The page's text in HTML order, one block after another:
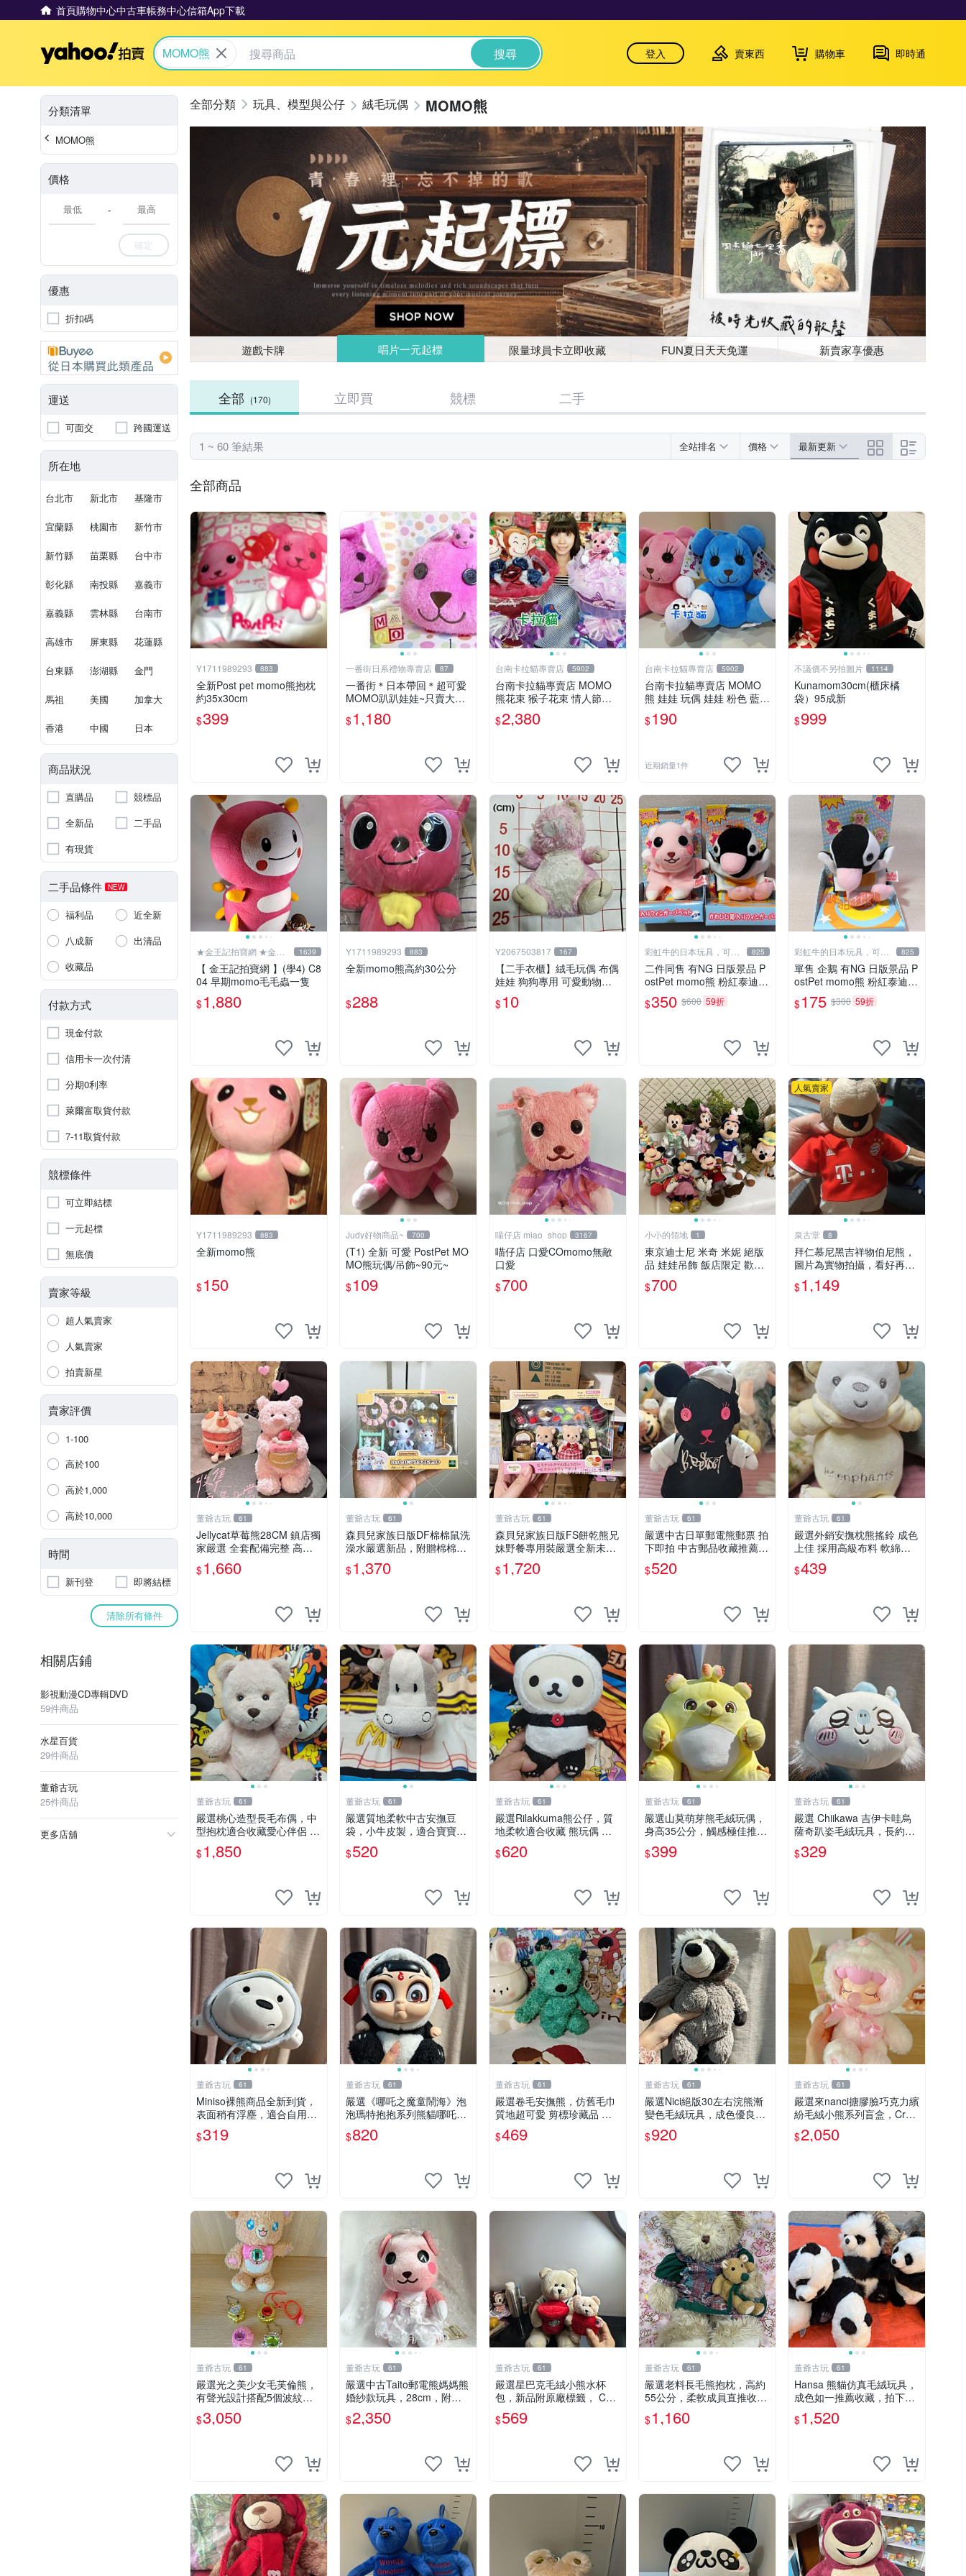
首頁購物中心中古車帳務中心信箱App下載
Yahoo拍賣
MOMO熊 搜尋 登入 賣東西 購物車 即時通
分類清單
MOMO熊
價格
-
確定
優惠
折扣碼
運送
可面交 跨國運送
所在地
台北市 新北市 基隆市
宜蘭縣 桃園市 新竹市
新竹縣 苗栗縣 台中市
彰化縣 南投縣 嘉義市
嘉義縣 雲林縣 台南市
高雄市 屏東縣 花蓮縣
台東縣 澎湖縣 金門
馬祖 美國 加拿大
香港 中國 日本
商品狀況
直購品
競標品
全新品
二手品
有現貨
二手品條件 NEW
福利品
近全新
八成新
出清品
收藏品
付款方式
現金付款
信用卡一次付清
分期0利率
萊爾富取貨付款
7-11取貨付款
競標條件
可立即結標
一元起標
無底價
賣家等級
超人氣賣家
人氣賣家
拍賣新星
賣家評價
1-100
高於100
高於1,000
高於10,000
時間
新刊登 即將結標
清除所有條件
相關店鋪
影視動漫CD專輯DVD
59件商品
水星百貨
29件商品
董爺古玩
25件商品
更多店舖
玩具、模型與公仔 絨毛玩偶 MOMO熊
遊戲卡牌 唱片一元起標 限量球員卡立即收藏 FUN夏日天天免運 新賣家享優惠
全部 (170) 立即買 競標 二手
1 ~ 60 筆結果 全站排名 價格 最新更新
全部商品
Y1711989293 883
全新Post pet momo熊抱枕
約35x30cm
$399
一番街日系禮物專賣店 87
一番街＊日本帶回＊超可愛
MOMO趴趴娃娃~只賣大隻
的1號~單隻價～生日禮物
$1,180
台南卡拉貓專賣店 5902
台南卡拉貓專賣店 MOMO
熊花束 猴子花束 情人節禮
物 二選一 可繡字 可今天寄
明天到
$2,380
台南卡拉貓專賣店 5902
台南卡拉貓專賣店 MOMO
熊 娃娃 玩偶 娃娃 粉色 藍色
2色分售
$190
近期銷量1件
不議價不另拍圖片 1114
Kunamom30cm(櫃床橘
袋）95成新
$999
★金王記拍寶網 ★金王
記拍寶趣
1639
【 金王記拍寶網 】(學4) C8
04 早期momo毛毛蟲一隻
$1,880
Y1711989293 883
全新momo熊高約30公分
$288
Y2067503817 167
【二手衣櫃】絨毛玩偶 布偶
娃娃 狗狗專用 可愛動物系
列 耐咬耐磨玩具 玩偶 粉紅
熊寵物玩具 1120929
$10
彩虹牛的日本玩具，可7
取付
825
二件同售 有NG 日版景品 P
ostPet momo熊 粉紅泰迪熊
妹妹 comomo 企鵝 娃娃 布
偶 手指頭 娃娃
$350 $600 59折
彩虹牛的日本玩具，可7
取付
825
單售 企鵝 有NG 日版景品 P
ostPet momo熊 粉紅泰迪熊
娃娃 布偶 手指頭 娃娃
$175 $300 59折
Y1711989293 883
全新momo熊
$150
Judy好物商品~ 700
(T1) 全新 可愛 PostPet MO
MO熊玩偶/吊飾~90元~
$109
喵仔店 miao_shop 3167
喵仔店 口愛COmomo無敵
口愛
$700
小小的領地 1
東京迪士尼 米奇 米妮 絕版
品 娃娃吊飾 飯店限定 歡樂
滿人間 復活節
$700
人氣賣家
泉古堂 8
拜仁慕尼黑吉祥物伯尼熊，
圖片為實物拍攝，看好再
拍，不退不換-187978
$1,149
董爺古玩 61
Jellycat草莓熊28CM 鎮店獨
家嚴選 全套配備完整 高品
質收藏好物 紋章 玩具熊 定
制熊
$1,660
董爺古玩 61
森貝兒家族日版DF棉棉鼠洗
澡水嚴選新品，附贈棉棉鼠
媽媽與嬰兒及配件。-paper
盒裝，輕便設計方便攜帶。
$1,370
董爺古玩 61
森貝兒家族日版FS餅乾熊兄
妹野餐專用裝嚴選全新未開
封，包含兩組大童款紙盒
裝，適合收藏與分享。 餅乾
$1,720
董爺古玩 61
嚴選中古日單郵電熊郵票 拍
下即拍 中古郵品收藏推薦
郵票 郵電熊 日本
$520
董爺古玩 61
嚴選外銷安撫枕熊搖鈴 成色
上佳 採用高級布料 軟綿適
合收藏 安心選購 安撫枕 熊
玩具 搖鈴
$439
董爺古玩 61
嚴選桃心造型長毛布偶，中
型抱枕適合收藏愛心伴侶 桃
心抱枕 布娃娃 猛咬布偶
$1,850
董爺古玩 61
嚴選質地柔軟中古安撫豆
袋，小牛皮製，適合寶寶安
心入眠。 安撫豆袋 小牛皮
寶寶安撫
$520
董爺古玩 61
嚴選Rilakkuma熊公仔，質
地柔軟適合收藏 熊玩偶 柔
軟 公仔 收藏
$620
董爺古玩 61
嚴選山莫萌芽熊毛絨玩偶，
身高35公分，觸感極佳推薦
收藏 萌芽熊 毛絨玩偶 串珠
玩偶
$399
董爺古玩 61
嚴選 Chiikawa 吉伊卡哇烏
薩奇趴姿毛絨玩具，長約30
cm，質地超軟適合收藏 烏
薩奇 Chiikawa 毛絨 超軟
$329
董爺古玩 61
Miniso裸熊商品全新到貨，
表面稍有浮塵，適合自用收
藏嚴選款。 裸熊 商品 裸熊
玩偶
$319
董爺古玩 61
嚴選《哪吒之魔童鬧海》泡
泡瑪特抱抱系列熊貓哪吒搪
膠臉毛絨， STATE：如圖顯
示 哪吒 毛絨公仔 泡泡瑪特
$820
董爺古玩 61
嚴選卷毛安撫熊，仿舊毛巾
質地超可愛 剪標珍藏品 老
式毛巾質地 安撫熊 款式
$469
董爺古玩 61
嚴選Nici絕版30左右浣熊漸
變色毛絨玩具，成色優良伴
隨原廠牌標 浣熊 玩具 毛絨
$920
董爺古玩 61
嚴選來nanci搪膠臉巧克力繽
紛毛絨小熊系列盲盒，Crea
my櫻花巧藝盲盒 隱藏款Cre
amy櫻花巧藝 嬰熊盲盒娃娃
$2,050
董爺古玩 61
嚴選光之美少女毛芙倫熊，
有聲光設計搭配5個波紋
石，成色完美如圖。爽快附
電池，讓愛心不打折扣。 光
$3,050
董爺古玩 61
嚴選中古Taito郵電熊媽媽熊
婚紗款玩具，28cm，附原
盒，保存極佳實拍，婚紗細
節清晰可見，偶像收藏推薦
$2,350
董爺古玩 61
嚴選星巴克毛絨小熊水杯
包，新品附原廠標籤， CO
NDITION 良好，詳情請參閱
商品圖片。 星巴克 毛絨小
$569
董爺古玩 61
嚴選老料長毛熊抱枕，高約
55公分，柔軟成員直推收藏
長毛熊 柔軟熊抱枕 55公分
$1,160
董爺古玩 61
Hansa 熊貓仿真毛絨玩具，
成色如一推薦收藏，拍下無
疑心 熊貓 毛絨玩具 收藏
$1,520